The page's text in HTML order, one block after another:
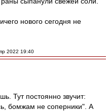
нового сегодня не
2022 19:40
Тут постоянно звучит:
бомжам не соперники". А